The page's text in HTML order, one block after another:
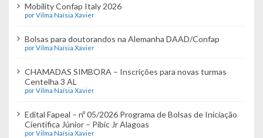
Mobility Confap Italy 2026
por Vilma Naísia Xavier
Bolsas para doutorandos na Alemanha DAAD/Confap
por Vilma Naísia Xavier
CHAMADAS SIMBORA – Inscrições para novas turmas
Centelha 3 AL
por Vilma Naísia Xavier
Edital Fapeal – nº 05/2026 Programa de Bolsas de Iniciação
Científica Júnior – Pibic Jr Alagoas
por Vilma Naísia Xavier